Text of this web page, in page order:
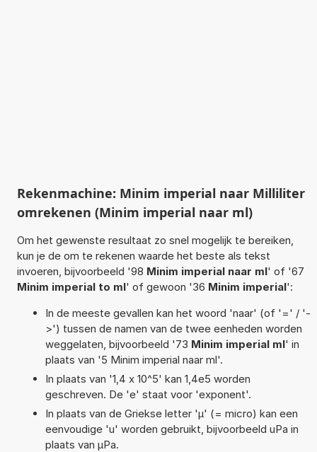
Rekenmachine: Minim imperial naar Milliliter
omrekenen (Minim imperial naar ml)
Om het gewenste resultaat zo snel mogelijk te bereiken,
kun je de om te rekenen waarde het beste als tekst
invoeren, bijvoorbeeld '98 Minim imperial naar ml' of '67
Minim imperial to ml' of gewoon '36 Minim imperial':
In de meeste gevallen kan het woord 'naar' (of '=' / '-
>') tussen de namen van de twee eenheden worden
weggelaten, bijvoorbeeld '73 Minim imperial ml' in
plaats van '5 Minim imperial naar ml'.
In plaats van '1,4 x 10^5' kan 1,4e5 worden
geschreven. De 'e' staat voor 'exponent'.
In plaats van de Griekse letter 'µ' (= micro) kan een
eenvoudige 'u' worden gebruikt, bijvoorbeeld uPa in
plaats van µPa.